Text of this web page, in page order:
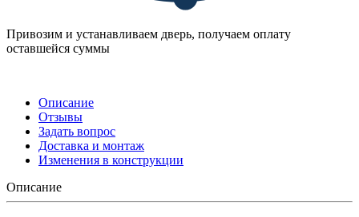
Привозим и устанавливаем дверь, получаем оплату
оставшейся суммы
Описание
Отзывы
Задать вопрос
Доставка и монтаж
Изменения в конструкции
Описание